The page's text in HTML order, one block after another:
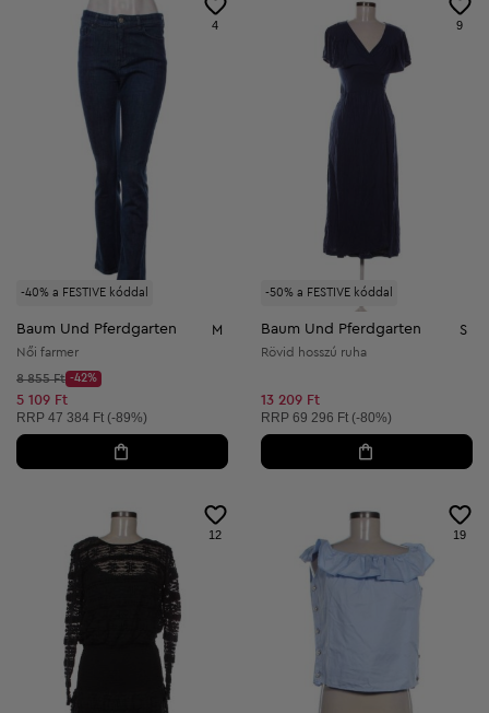
-40% a FESTIVE kóddal
4
Baum Und Pferdgarten M
Női farmer
Kezdő ár:
8 855 Ft
Discount Price:
-42%
Csökkentett ár:
5 109 Ft
Ajánlott ár:
RRP 47 384 Ft (-89%)
-50% a FESTIVE kóddal
9
Baum Und Pferdgarten S
Rövid hosszú ruha
13 209 Ft
Ajánlott ár:
RRP 69 296 Ft (-80%)
12 19